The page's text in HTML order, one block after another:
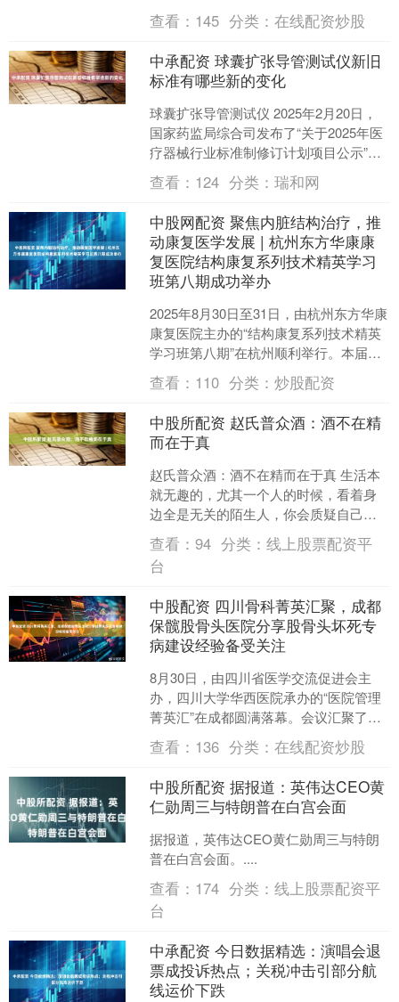
东至朝鲜平壤间双向开行国际旅客列
车，进一步促....
查看： 145 分类：在线配资炒股
中承配资 球囊扩张导管测试仪新旧
标准有哪些新的变化
球囊扩张导管测试仪 2025年2月20日，
国家药监局综合司发布了“关于2025年医
疗器械行业标准制修订计划项目公示”，
其中附件1“2025年强制性医疗器械行业
标....
查看： 124 分类：瑞和网
中股网配资 聚焦内脏结构治疗，推
动康复医学发展 | 杭州东方华康康
复医院结构康复系列技术精英学习
班第八期成功举办
2025年8月30日至31日，由杭州东方华康
康复医院主办的“结构康复系列技术精英
学习班第八期”在杭州顺利举行。本届学
习班以“内脏的结构治疗”为主题，吸引了
来自全....
查看： 110 分类：炒股配资
中股所配资 赵氏普众酒：酒不在精
而在于真
赵氏普众酒：酒不在精而在于真 生活本
就无趣的，尤其一个人的时候，看着身
边全是无关的陌生人，你会质疑自己远
在他乡的意义。所以，使自己的人生不
再苍白，就得找寻色彩，....
查看：94 分类：线上股票配资平
台
中股配资 四川骨科菁英汇聚，成都
保髋股骨头医院分享股骨头坏死专
病建设经验备受关注
8月30日，由四川省医学交流促进会主
办，四川大学华西医院承办的“医院管理
菁英汇”在成都圆满落幕。会议汇聚了来
自四川大学华西医院、成都市第三人民
医院、成都市第七人....
查看： 136 分类：在线配资炒股
中股所配资 据报道：英伟达CEO黄
仁勋周三与特朗普在白宫会面
据报道，英伟达CEO黄仁勋周三与特朗
普在白宫会面。....
查看： 174 分类：线上股票配资平
台
中承配资 今日数据精选：演唱会退
票成投诉热点；关税冲击引部分航
线运价下跌